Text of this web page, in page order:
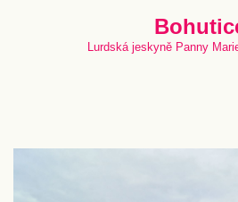
Lurdská jeskyně Panny